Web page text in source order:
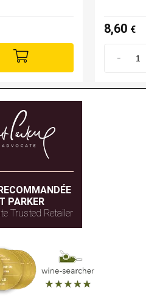
8,60 €
-
PARKER
Trusted Retailer